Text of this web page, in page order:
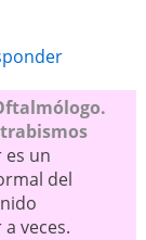
es un
del
veces.